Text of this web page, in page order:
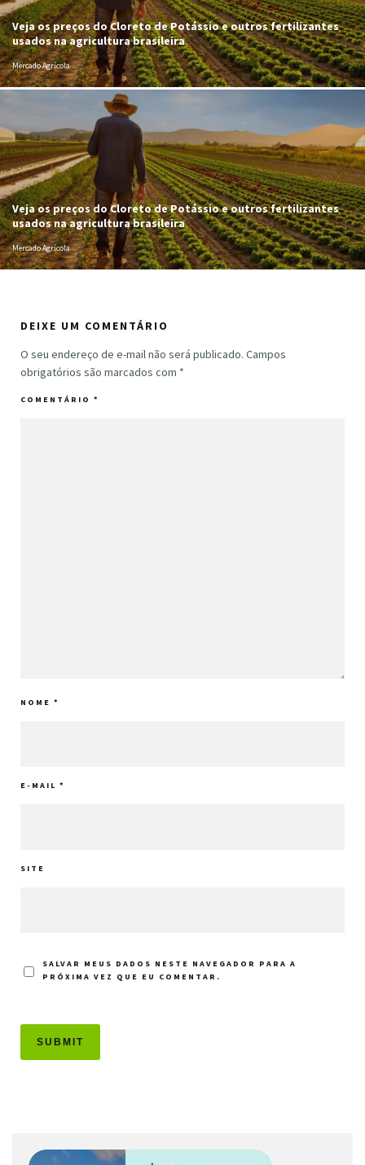
Veja os preços do Cloreto de Potássio e outros fertilizantes
usados na agricultura brasileira
Mercado Agrícola
Veja os preços do Cloreto de Potássio e outros fertilizantes
usados na agricultura brasileira
Mercado Agrícola
DEIXE UM COMENTÁRIO
O seu endereço de e-mail não será publicado. Campos
obrigatórios são marcados com *
COMENTÁRIO *
NOME *
E-MAIL *
SITE
SALVAR MEUS DADOS NESTE NAVEGADOR PARA A
PRÓXIMA VEZ QUE EU COMENTAR.